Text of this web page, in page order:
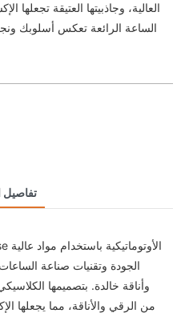
العالية، وجاذبيتها العتيقة
الساعة الرائعة تعكس أسلوبك
تفاصيل
الجودة وتقنيات صناعة
وأناقة خالدة. بتصميمها
من الرقي والأناقة، مما يجعلها